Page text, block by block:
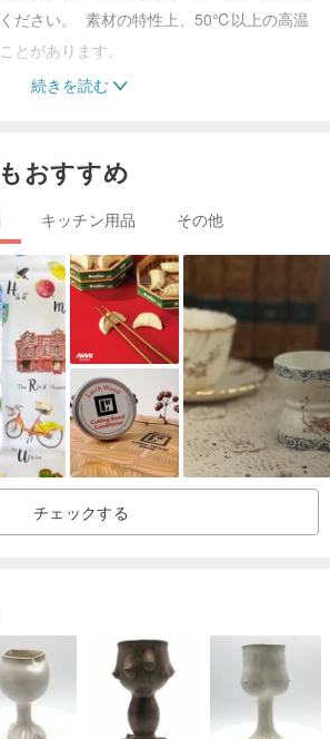
ださい。 素材の特性上、50℃以上の高温
とがあります。
続きを読む
おすすめ
キッチン用品 その他
チェックする